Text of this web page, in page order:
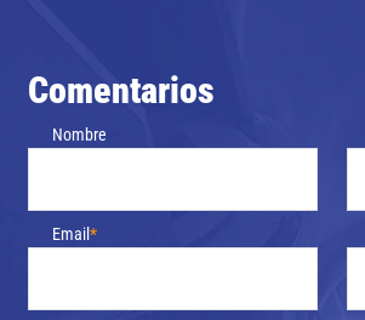
Comentarios
Nombre
Email